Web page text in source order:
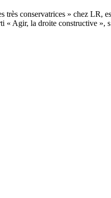
« Agir, la droite constructive »,